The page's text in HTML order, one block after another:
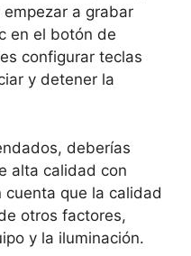
a grabar
en el botón de
configurar teclas
y detener la
deberías
alta calidad con
cuenta que la calidad
otros factores,
y la iluminación.